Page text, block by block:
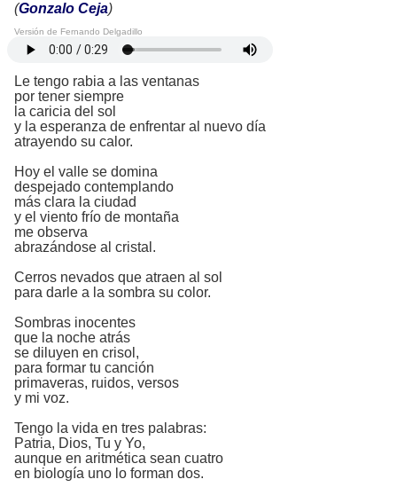
(Gonzalo Ceja)
Versión de Fernando Delgadillo
Le tengo rabia a las ventanas
por tener siempre
la caricia del sol
y la esperanza de enfrentar al nuevo día
atrayendo su calor.
Hoy el valle se domina
despejado contemplando
más clara la ciudad
y el viento frío de montaña
me observa
abrazándose al cristal.
Cerros nevados que atraen al sol
para darle a la sombra su color.
Sombras inocentes
que la noche atrás
se diluyen en crisol,
para formar tu canción
primaveras, ruidos, versos
y mi voz.
Tengo la vida en tres palabras:
Patria, Dios, Tu y Yo,
aunque en aritmética sean cuatro
en biología uno lo forman dos.